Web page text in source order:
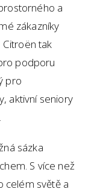
a
zákazníky
Citroën tak
podporu
pro
aktivní seniory
sázka
S více než
celém světě a